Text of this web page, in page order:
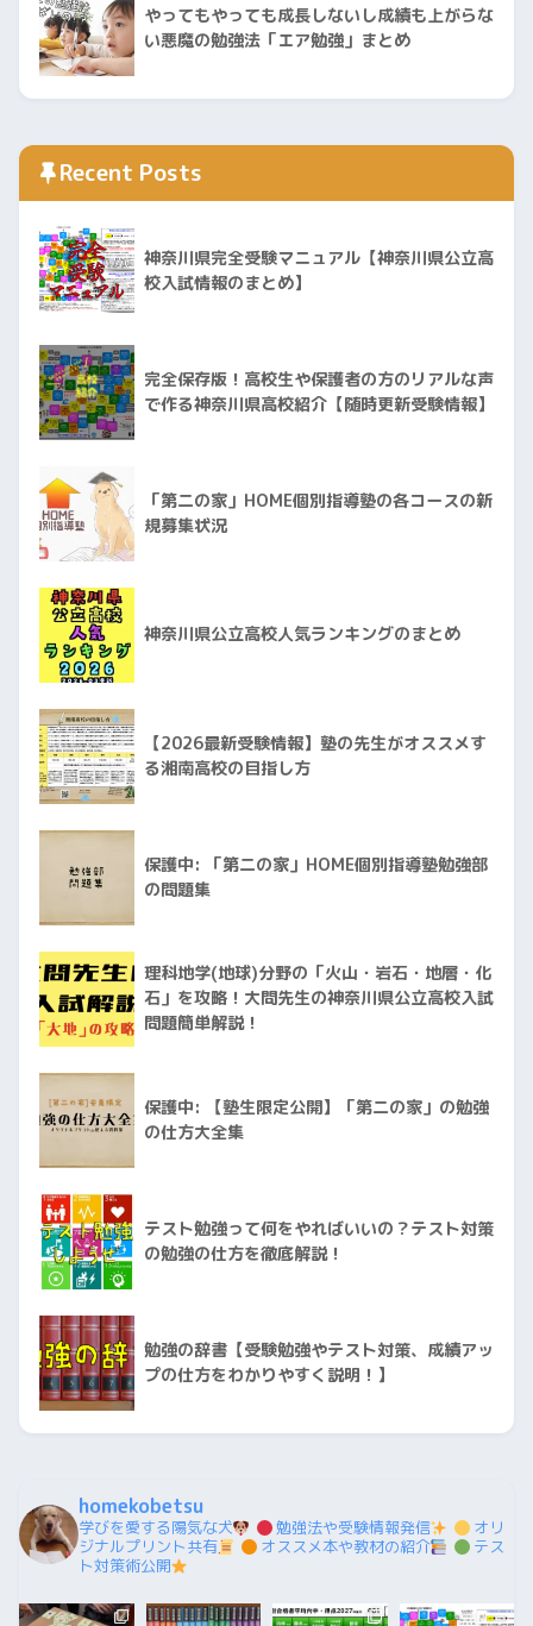
やってもやっても成長しないし成績も上がらな
い悪魔の勉強法「エア勉強」まとめ
Recent Posts
神奈川県完全受験マニュアル【神奈川県公立高
校入試情報のまとめ】
完全保存版！高校生や保護者の方のリアルな声
で作る神奈川県高校紹介【随時更新受験情報】
「第二の家」HOME個別指導塾の各コースの新
規募集状況
神奈川県公立高校人気ランキングのまとめ
【2026最新受験情報】塾の先生がオススメす
る湘南高校の目指し方
保護中: 「第二の家」HOME個別指導塾勉強部
の問題集
理科地学(地球)分野の「火山・岩石・地層・化
石」を攻略！大問先生の神奈川県公立高校入試
問題簡単解説！
保護中: 【塾生限定公開】「第二の家」の勉強
の仕方大全集
テスト勉強って何をやればいいの？テスト対策
の勉強の仕方を徹底解説！
勉強の辞書【受験勉強やテスト対策、成績アッ
プの仕方をわかりやすく説明！】
homekobetsu
学びを愛する陽気な犬 勉強法や受験情報発信
オリ
ジナルプリント共有
オススメ本や教材の紹介
テス
ト対策術公開